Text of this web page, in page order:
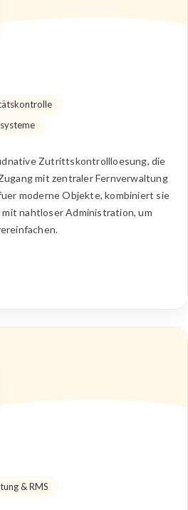
Zutrittskontrollloesung, die
mit zentraler Fernverwaltung
moderne Objekte, kombiniert sie
nahtloser Administration, um
& RMS